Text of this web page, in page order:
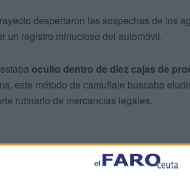
despertaron las sospechas de los
un registro minucioso del automóvil.
estaba oculto dentro de diez cajas de
este método de camuflaje buscaba
rutinario de mercancías legales.